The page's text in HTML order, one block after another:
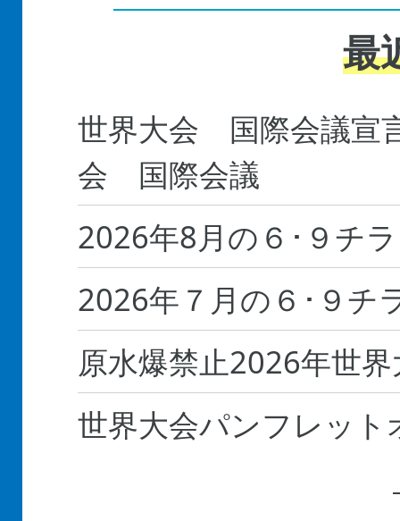
最
世界大会 国際会議宣
会 国際会議
2026年8月の６･９チ
2026年７月の６･９チ
原水爆禁止2026年世
世界大会パンフレット